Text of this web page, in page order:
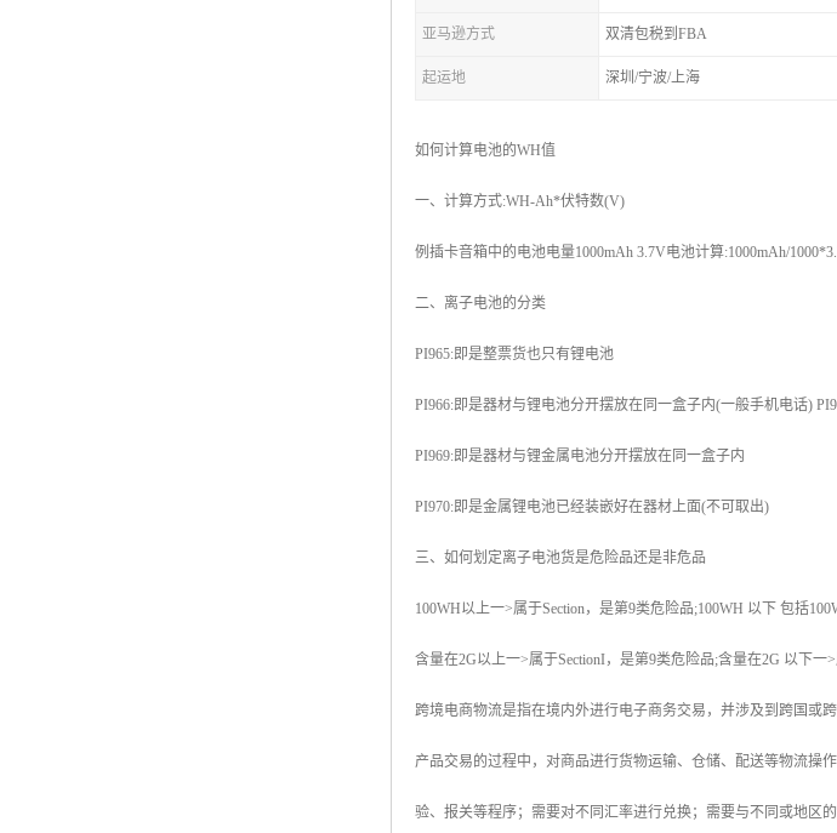
亚马逊方式 双清包税到FBA
起运地 深圳/宁波/上海
如何计算电池的WH值
一、计算方式:WH-Ah*伏特数(V)
例插卡音箱中的电池电量1000mAh 3.7V电池计算:1000mAh/
二、离子电池的分类
PI965:即是整票货也只有锂电池
PI966:即是器材与锂电池分开摆放在同一盒子内(一般手机电话)
PI969:即是器材与锂金属电池分开摆放在同一盒子内
PI970:即是金属锂电池已经装嵌好在器材上面(不可取出)
三、如何划定离子电池货是危险品还是非危品
100WH以上一>属于Section，是第9类危险品;100WH 以下 包括
含量在2G以上一>属于SectionI，是第9类危险品;含量在2G 以下一
跨境电商物流是指在境内外进行电子商务交易，并涉及到跨国或
产品交易的过程中，对商品进行货物运输、仓储、配送等物流操
验、报关等程序；需要对不同汇率进行兑换；需要与不同或地区